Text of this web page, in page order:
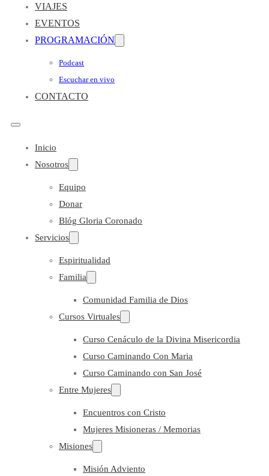
VIAJES
EVENTOS
PROGRAMACIÓN
Podcast
Escuchar en vivo
CONTACTO
Inicio
Nosotros
Equipo
Donar
Blóg Gloria Coronado
Servicios
Espiritualidad
Familia
Comunidad Familia de Dios
Cursos Virtuales
Curso Cenáculo de la Divina Misericordia
Curso Caminando Con Maria
Curso Caminando con San José
Entre Mujeres
Encuentros con Cristo
Mujeres Misioneras / Memorias
Misiones
Misión Adviento